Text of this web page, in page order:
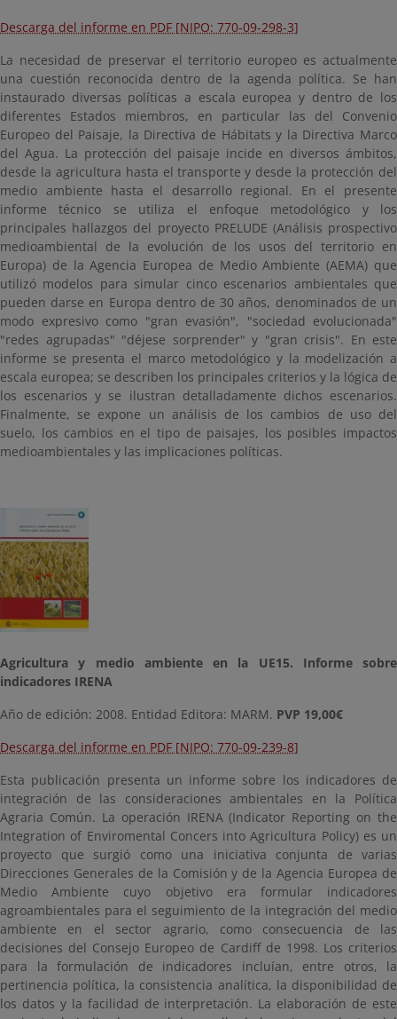
Descarga del informe en PDF [NIPO: 770-09-298-3]
La necesidad de preservar el territorio europeo es actualmente
una cuestión reconocida dentro de la agenda política. Se han
instaurado diversas políticas a escala europea y dentro de los
diferentes Estados miembros, en particular las del Convenio
Europeo del Paisaje, la Directiva de Hábitats y la Directiva Marco
del Agua. La protección del paisaje incide en diversos ámbitos,
desde la agricultura hasta el transporte y desde la protección del
medio ambiente hasta el desarrollo regional. En el presente
informe técnico se utiliza el enfoque metodológico y los
principales hallazgos del proyecto PRELUDE (Análisis prospectivo
medioambiental de la evolución de los usos del territorio en
Europa) de la Agencia Europea de Medio Ambiente (AEMA) que
utilizó modelos para simular cinco escenarios ambientales que
pueden darse en Europa dentro de 30 años, denominados de un
modo expresivo como "gran evasión", "sociedad evolucionada"
"redes agrupadas" "déjese sorprender" y "gran crisis". En este
informe se presenta el marco metodológico y la modelización a
escala europea; se describen los principales criterios y la lógica de
los escenarios y se ilustran detalladamente dichos escenarios.
Finalmente, se expone un análisis de los cambios de uso del
suelo, los cambios en el tipo de paisajes, los posibles impactos
medioambientales y las implicaciones políticas.
Agricultura y medio ambiente en la UE15. Informe sobre
indicadores IRENA
Año de edición: 2008. Entidad Editora: MARM. PVP 19,00€
Descarga del informe en PDF [NIPO: 770-09-239-8]
Esta publicación presenta un informe sobre los indicadores de
integración de las consideraciones ambientales en la Política
Agraria Común. La operación IRENA (Indicator Reporting on the
Integration of Enviromental Concers into Agricultura Policy) es un
proyecto que surgió como una iniciativa conjunta de varias
Direcciones Generales de la Comisión y de la Agencia Europea de
Medio Ambiente cuyo objetivo era formular indicadores
agroambientales para el seguimiento de la integración del medio
ambiente en el sector agrario, como consecuencia de las
decisiones del Consejo Europeo de Cardiff de 1998. Los criterios
para la formulación de indicadores incluían, entre otros, la
pertinencia política, la consistencia analítica, la disponibilidad de
los datos y la facilidad de interpretación. La elaboración de este